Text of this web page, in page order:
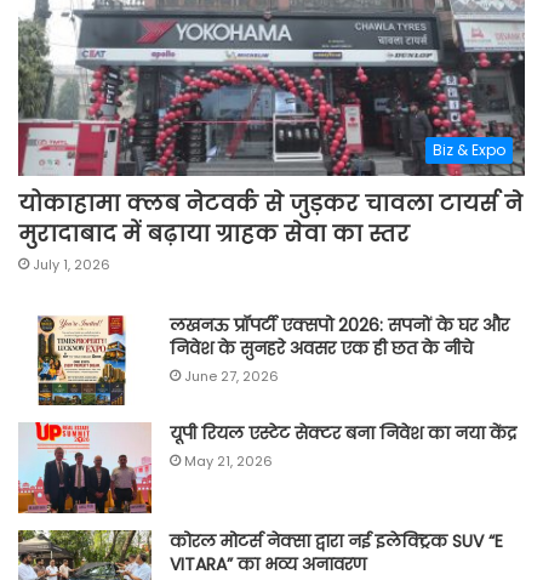
Biz & Expo
योकाहामा क्लब नेटवर्क से जुड़कर चावला टायर्स ने
मुरादाबाद में बढ़ाया ग्राहक सेवा का स्तर
July 1, 2026
लखनऊ प्रॉपर्टी एक्सपो 2026: सपनों के घर और
निवेश के सुनहरे अवसर एक ही छत के नीचे
June 27, 2026
यूपी रियल एस्टेट सेक्टर बना निवेश का नया केंद्र
May 21, 2026
कोरल मोटर्स नेक्सा द्वारा नई इलेक्ट्रिक SUV “E
VITARA” का भव्य अनावरण